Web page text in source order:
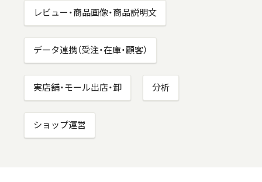
レビュー・商品画像・商品説明文
データ連携（受注・在庫・顧客）
実店舗・モール出店・卸 分析
ショップ運営